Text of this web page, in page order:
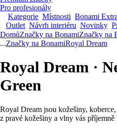
Pro profesionály
Kategorie Místnosti Bonami Extra
Outlet Návrh interiéru Novinky
DomůZnačky na BonamiZnačky na
...Značky na BonamiRoyal Dream
Royal Dream ·
Green
Royal Dream jsou kožešiny,
z pravé kožešiny a vlny vás